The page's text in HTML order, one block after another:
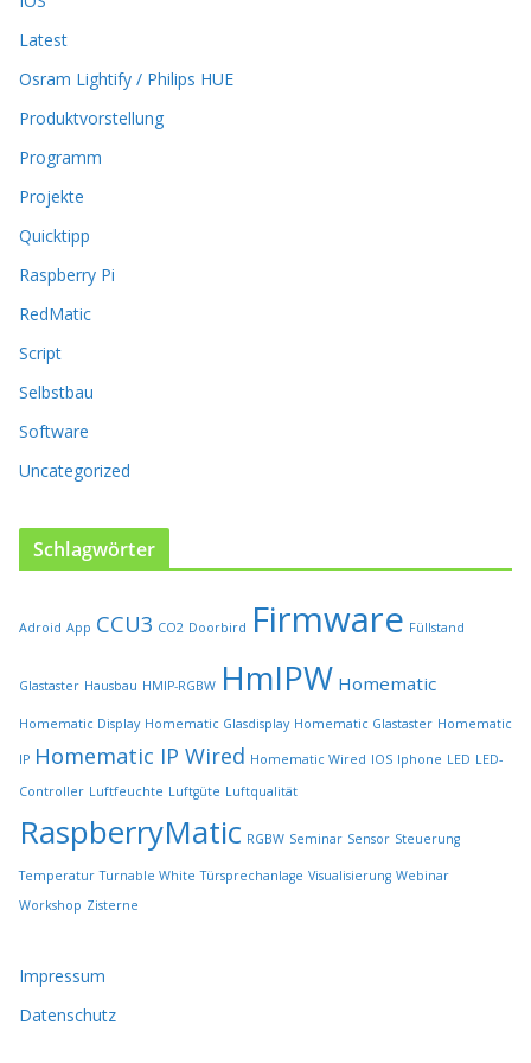
n
k
n
e
n
u
f
e
r
r
d
u
e
t
e
w
h
l
t
w
e
d
n
Latest
Osram Lightify / Philips HUE
Produktvorstellung
Programm
Projekte
Quicktipp
Raspberry Pi
RedMatic
Script
Selbstbau
Software
Uncategorized
Schlagwörter
Adroid App CCU3 CO2 Doorbird Firmware Füllstand
Glastaster Hausbau HMIP-RGBW HmIPW Homematic
Homematic Display Homematic Glasdisplay Homematic Glastaster Homematic
IP Homematic IP Wired Homematic Wired IOS Iphone LED LED-
Controller Luftfeuchte Luftgüte Luftqualität
RaspberryMatic RGBW Seminar Sensor Steuerung
Temperatur Turnable White Türsprechanlage Visualisierung Webinar
Workshop Zisterne
Impressum
Datenschutz